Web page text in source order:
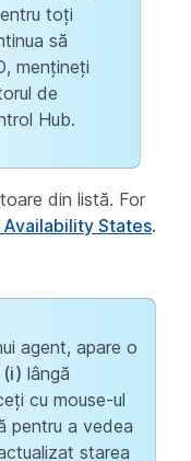
toți
să
mențineți
de
Hub.
din listă. For
States.
agent, apare o
(i) lângă
cu mouse-ul
pentru a vedea
starea